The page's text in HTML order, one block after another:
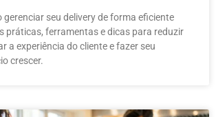
gerenciar seu delivery de forma eficiente
práticas, ferramentas e dicas para reduzir
a experiência do cliente e fazer seu
crescer.